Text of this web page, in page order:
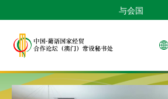
与会国